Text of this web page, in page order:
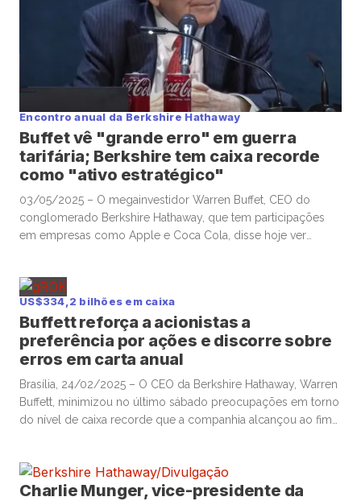
Encontro anual da Berkshire Hathaway
Buffet vê "grande erro" em guerra
tarifária; Berkshire tem caixa recorde
como "ativo estratégico"
03/05/2025 – O megainvestidor Warren Buffet, CEO do
conglomerado Berkshire Hathaway, que tem participações
em empresas como Apple e Coca Cola, disse hoje ver
durante esperado encontro anual da companhia em Omaha,
neste sábado. A Berkshire encerrou o primeiro trimestre […]
US$334,2 bilhões em caixa
Buffett reforça a acionistas a
preferência por ações e discorre sobre
erros em carta anual
Brasília, 24/02/2025 – O CEO da Berkshire Hathaway, Warren
Buffett, minimizou no último sábado preocupações em torno
do nível de caixa recorde que a companhia alcançou ao fim
da Berkshire anualmente, Buffett discorreu, também, sobre os
investimentos do […]
Charlie Munger, vice-presidente da